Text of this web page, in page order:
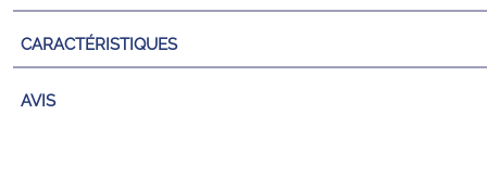
CARACTÉRISTIQUES
AVIS